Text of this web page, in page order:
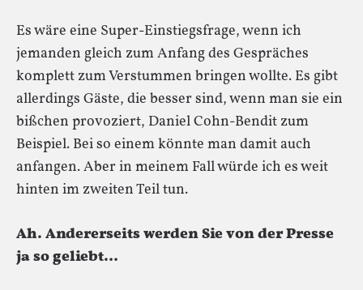
Es wäre eine Super-Einstiegsfrage, wenn ich
jemanden gleich zum Anfang des Gespräches
komplett zum Verstummen bringen wollte. Es gibt
allerdings Gäste, die besser sind, wenn man sie ein
bißchen provoziert, Daniel Cohn-Bendit zum
Beispiel. Bei so einem könnte man damit auch
anfangen. Aber in meinem Fall würde ich es weit
hinten im zweiten Teil tun.
Ah. Andererseits werden Sie von der Presse
ja so geliebt…